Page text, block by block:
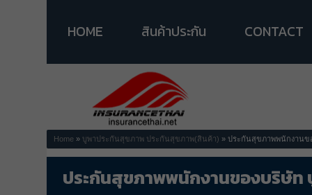
HOME สินค้าประกัน CONTACT
Home »บูพาประกันสุขภาพ ประกันสุขภาพ(สินค้า) » ประกันสุขภาพพนักงานข
ประกันสุขภาพพนักงานของบริษัท